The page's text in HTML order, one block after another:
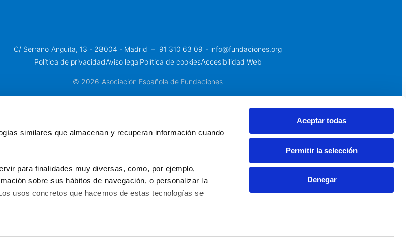
similares que almacenan y recuperan información cuando
para finalidades muy diversas, como, por ejemplo,
sobre sus hábitos de navegación, o personalizar la
usos concretos que hacemos de estas tecnologías se
Aceptar todas
Permitir la selección
Denegar
C/ Serrano Anguita, 13 - 28004 - Madrid – 91 310 63 09 - info@fundaciones.org
Política de privacidadAviso legalPolítica de cookiesAccesibilidad Web
© 2026 Asociación Española de Fundaciones